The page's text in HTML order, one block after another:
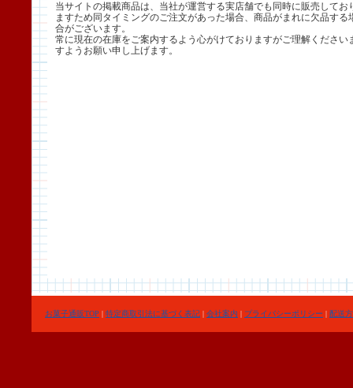
当サイトの掲載商品は、当社が運営する実店舗でも同時に販売してお
ますため同タイミングのご注文があった場合、商品がまれに欠品する
合がございます。
常に現在の在庫をご案内するよう心がけておりますがご理解ください
すようお願い申し上げます。
お菓子通販TOP | 特定商取引法に基づく表記 | 会社案内 | プライバシーポリシー | 配送